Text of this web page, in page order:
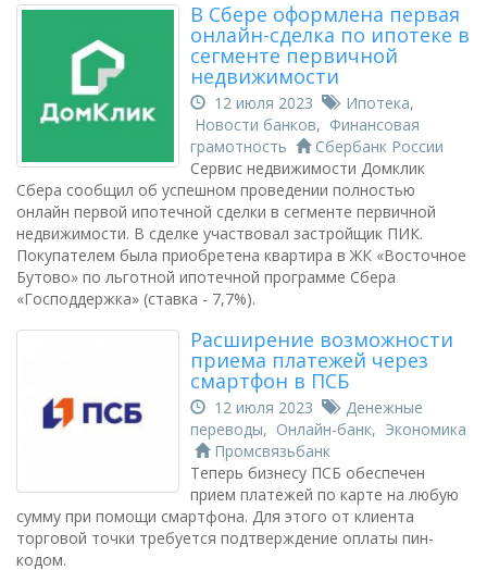
В Сбере оформлена первая
онлайн-сделка по ипотеке в
сегменте первичной
недвижимости
12 июля 2023 Ипотека,
Новости банков, Финансовая
грамотность
Сбербанк России
Сервис недвижимости Домклик
Сбера сообщил об успешном проведении полностью
онлайн первой ипотечной сделки в сегменте первичной
недвижимости. В сделке участвовал застройщик ПИК.
Покупателем была приобретена квартира в ЖК «Восточное
Бутово» по льготной ипотечной программе Сбера
«Господдержка» (ставка - 7,7%).
Расширение возможности
приема платежей через
смартфон в ПСБ
12 июля 2023
Денежные
переводы, Онлайн-банк, Экономика
Промсвязьбанк
Теперь бизнесу ПСБ обеспечен
прием платежей по карте на любую
сумму при помощи смартфона. Для этого от клиента
торговой точки требуется подтверждение оплаты пин-
кодом.